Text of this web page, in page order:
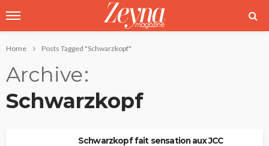
Home Posts Tagged "Schwarzkopf"
Archive
Schwarzkopf
Schwarzkopf fait sensation aux JCC